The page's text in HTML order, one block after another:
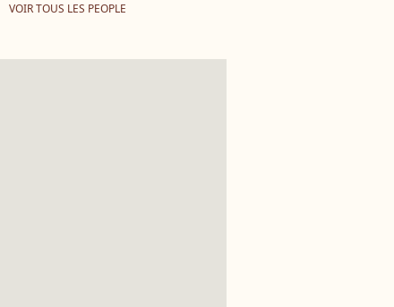
VOIR TOUS LES PEOPLE